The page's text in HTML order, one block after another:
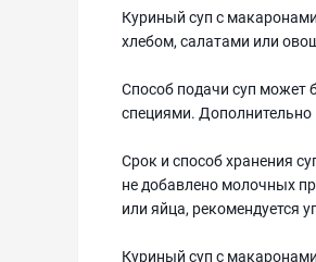
Куриный суп с
хлебом, салатами или
Способ подачи суп может
специями.
Срок и способ хранения
не добавлено молочных
или яйца, рекомендуется
Куриный суп с